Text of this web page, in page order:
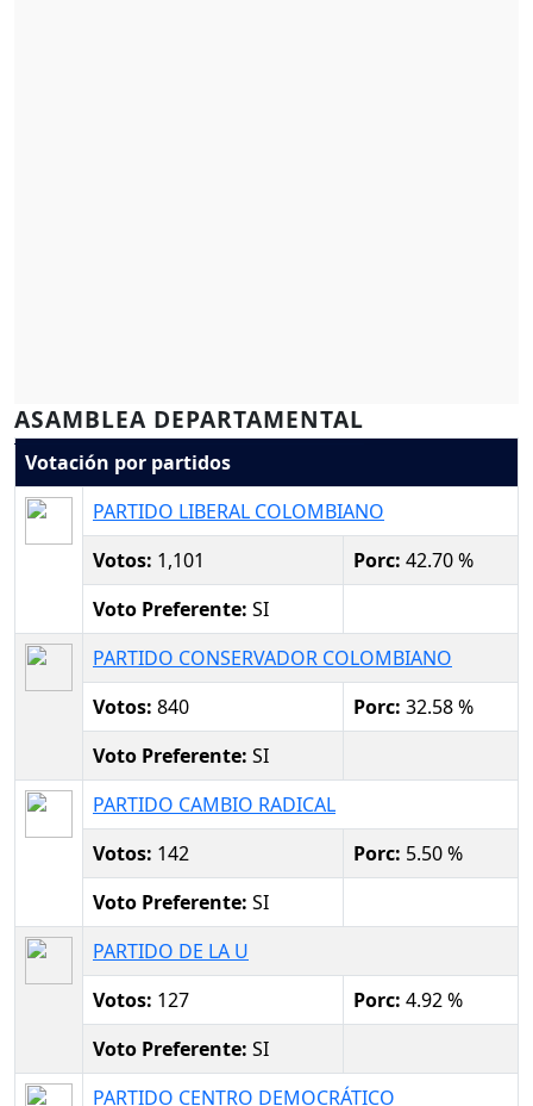
ASAMBLEA DEPARTAMENTAL
Votación por partidos
PARTIDO LIBERAL COLOMBIANO
Votos: 1,101 Porc: 42.70 %
Voto Preferente: SI
PARTIDO CONSERVADOR COLOMBIANO
Votos: 840 Porc: 32.58 %
Voto Preferente: SI
PARTIDO CAMBIO RADICAL
Votos: 142 Porc: 5.50 %
Voto Preferente: SI
PARTIDO DE LA U
Votos: 127 Porc: 4.92 %
Voto Preferente: SI
PARTIDO CENTRO DEMOCRÁTICO